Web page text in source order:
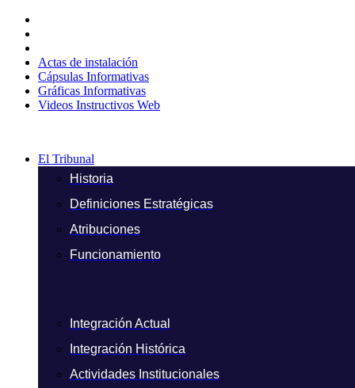
contenido
Actas de instalación
Cápsulas Informativas
Gráficas Informativas
Videos Instructivos Web
El Tribunal
Historia
Definiciones Estratégicas
Atribuciones
Funcionamiento
Integración Actual
Integración Histórica
Actividades Institucionales